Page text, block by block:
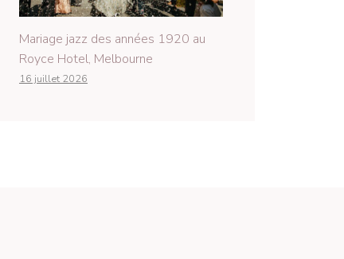
Mariage jazz des années 1920 au
Royce Hotel, Melbourne
16 juillet 2026